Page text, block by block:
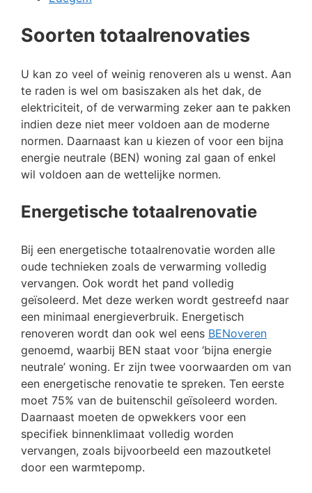
Soorten totaalrenovaties
U kan zo veel of weinig renoveren als u wenst. Aan
te raden is wel om basiszaken als het dak, de
elektriciteit, of de verwarming zeker aan te pakken
indien deze niet meer voldoen aan de moderne
normen. Daarnaast kan u kiezen of voor een bijna
energie neutrale (BEN) woning zal gaan of enkel
wil voldoen aan de wettelijke normen.
Energetische totaalrenovatie
Bij een energetische totaalrenovatie worden alle
oude technieken zoals de verwarming volledig
vervangen. Ook wordt het pand volledig
geïsoleerd. Met deze werken wordt gestreefd naar
een minimaal energieverbruik. Energetisch
renoveren wordt dan ook wel eens BENoveren
genoemd, waarbij BEN staat voor ‘bijna energie
neutrale’ woning. Er zijn twee voorwaarden om van
een energetische renovatie te spreken. Ten eerste
moet 75% van de buitenschil geïsoleerd worden.
Daarnaast moeten de opwekkers voor een
specifiek binnenklimaat volledig worden
vervangen, zoals bijvoorbeeld een mazoutketel
door een warmtepomp.